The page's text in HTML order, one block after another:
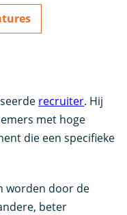
recruiter. Hij
met hoge
die een specifieke
worden door de
beter